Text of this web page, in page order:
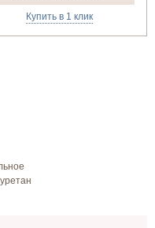
Купить в 1 клик